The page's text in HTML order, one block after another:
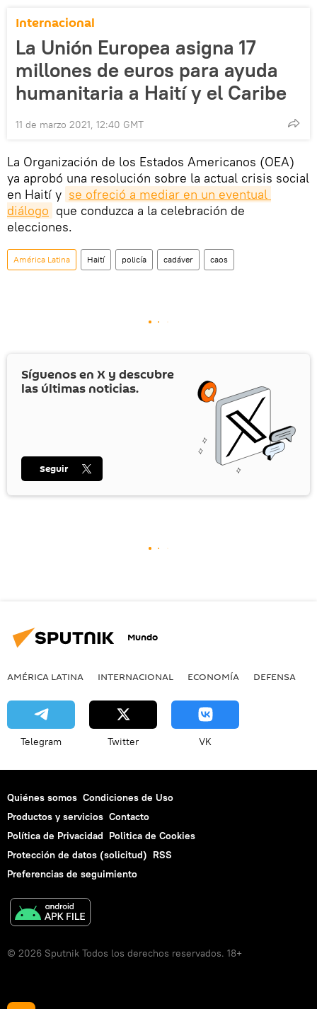
Internacional
La Unión Europea asigna 17
millones de euros para ayuda
humanitaria a Haití y el Caribe
11 de marzo 2021, 12:40 GMT
La Organización de los Estados Americanos (OEA)
ya aprobó una resolución sobre la actual crisis social
en Haití y se ofreció a mediar en un eventual
diálogo que conduzca a la celebración de
elecciones.
América Latina Haití policía cadáver caos
Síguenos en X y descubre
las últimas noticias.
Seguir
Mundo
AMÉRICA LATINA INTERNACIONAL ECONOMÍA DEFENSA
Telegram Twitter VK
Quiénes somos Condiciones de Uso
Productos y servicios Contacto
Política de Privacidad Politica de Cookies
Protección de datos (solicitud) RSS
Preferencias de seguimiento
© 2026 Sputnik Todos los derechos reservados. 18+